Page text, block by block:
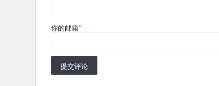
你的邮箱*
提交评论